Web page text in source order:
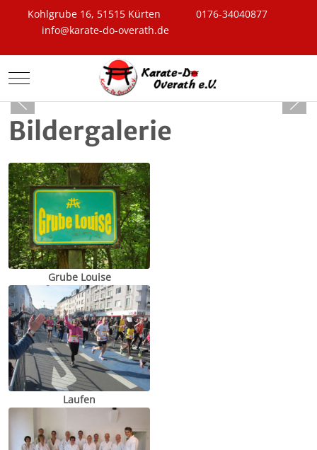
Kohlgrube 16, 51515 Kürten
0176-34040877
info@karate-do-overath.de
Mobile Menu Toggle
Bildergalerie
Grube Louise
Laufen